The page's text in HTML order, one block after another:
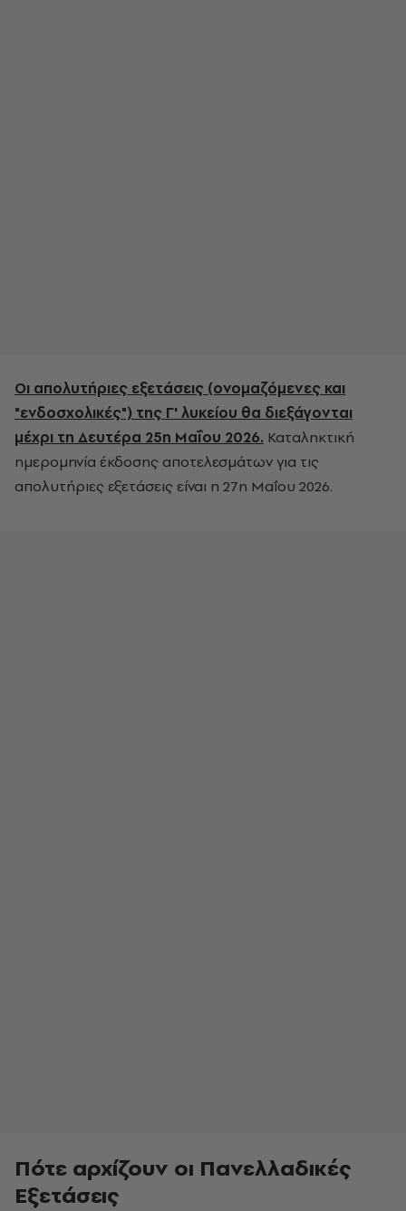
Οι απολυτήριες εξετάσεις (ονομαζόμενες και
"ενδοσχολικές") της Γ' λυκείου θα διεξάγονται
μέχρι τη Δευτέρα 25η Μαΐου 2026. Καταληκτική
ημερομηνία έκδοσης αποτελεσμάτων για τις
απολυτήριες εξετάσεις είναι η 27η Μαΐου 2026.
Πότε αρχίζουν οι Πανελλαδικές
Εξετάσεις